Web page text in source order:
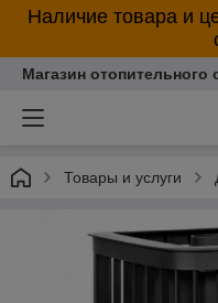
Наличие товара и
Магазин
Товары и услуги